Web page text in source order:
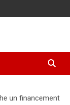
un financement